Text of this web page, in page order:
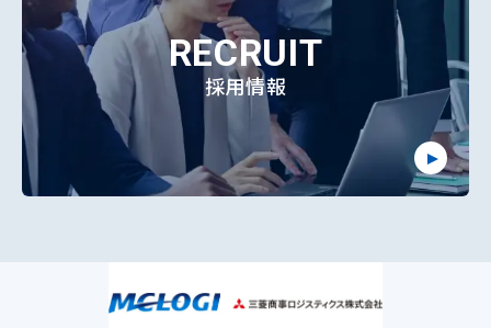
RECRUIT
採用情報